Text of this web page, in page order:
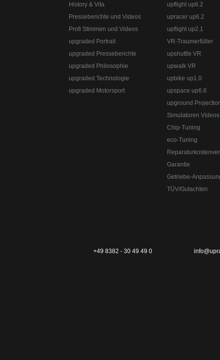
Telefon:+49 49 8382-3049490 Telefax:+49 49
upgraded Automotive Group - das Original aus
Straße:Lange Straße 51 48529 Nordhorn
Telefon: +49 49 8382-3049490 Telefax:+49 49
Straße:Lange Straße 51 48529 Nordhorn
Telefon: +49 49 8382-3049490 Telefax:+49 49
History & Vita
Presseberichte und Videos
Profi Stimmen und Videos
upgraded Portrait
upgraded Presseberichte
upgraded Philosophie
upgraded Technologie
upgraded Motorsport
upflight up6.2
upracer up6.2
upflight up2.1
VR-Traumerfüller
upshuttle VR
upwalk VR
upbike up1.0
upspace up6.6
upground
Simulatoren Videos
Chip-Tuning
eco-Tuning
Garantie
Getriebe-
TÜV/Gutachten
+49 8382 - 30 49 49 0